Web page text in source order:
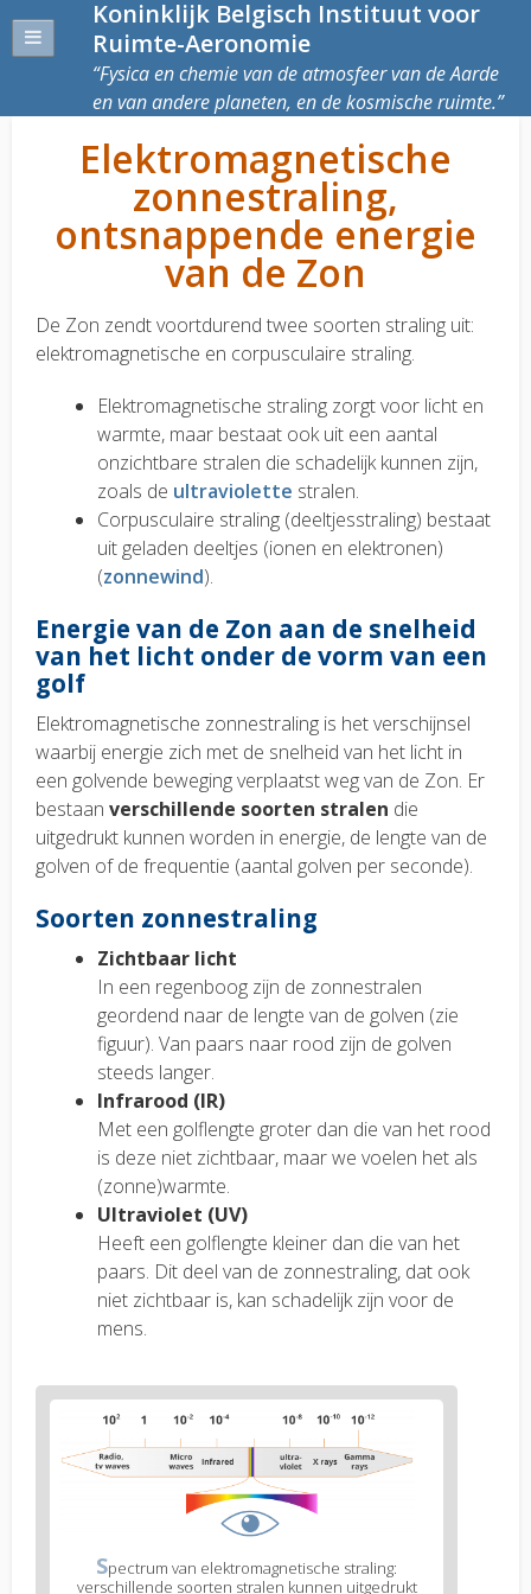
Koninklijk Belgisch Instituut voor
Ruimte-Aeronomie
Fysica en chemie van de atmosfeer van de Aarde
en van andere planeten, en de kosmische ruimte.
Elektromagnetische
zonnestraling,
ontsnappende energie
van de Zon
De Zon zendt voortdurend twee soorten straling uit:
elektromagnetische en corpusculaire straling.
Elektromagnetische straling zorgt voor licht en
warmte, maar bestaat ook uit een aantal
onzichtbare stralen die schadelijk kunnen zijn,
zoals de ultraviolette stralen.
Corpusculaire straling (deeltjesstraling) bestaat
uit geladen deeltjes (ionen en elektronen)
(zonnewind).
Energie van de Zon aan de snelheid
van het licht onder de vorm van een
golf
Elektromagnetische zonnestraling is het verschijnsel
waarbij energie zich met de snelheid van het licht in
een golvende beweging verplaatst weg van de Zon. Er
bestaan verschillende soorten stralen die
uitgedrukt kunnen worden in energie, de lengte van de
golven of de frequentie (aantal golven per seconde).
Soorten zonnestraling
Zichtbaar licht
In een regenboog zijn de zonnestralen
geordend naar de lengte van de golven (zie
figuur). Van paars naar rood zijn de golven
steeds langer.
Infrarood (IR)
Met een golflengte groter dan die van het rood
is deze niet zichtbaar, maar we voelen het als
(zonne)warmte.
Ultraviolet (UV)
Heeft een golflengte kleiner dan die van het
paars. Dit deel van de zonnestraling, dat ook
niet zichtbaar is, kan schadelijk zijn voor de
mens.
Spectrum van elektromagnetische straling:
verschillende soorten stralen kunnen uitgedrukt